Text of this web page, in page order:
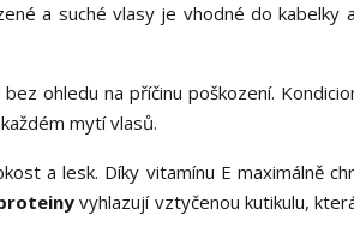
a suché vlasy je vhodné do kabelky
ohledu na příčinu poškození.
mytí vlasů.
a lesk. Díky vitamínu E maximálně
vyhlazují vztyčenou kutikulu,